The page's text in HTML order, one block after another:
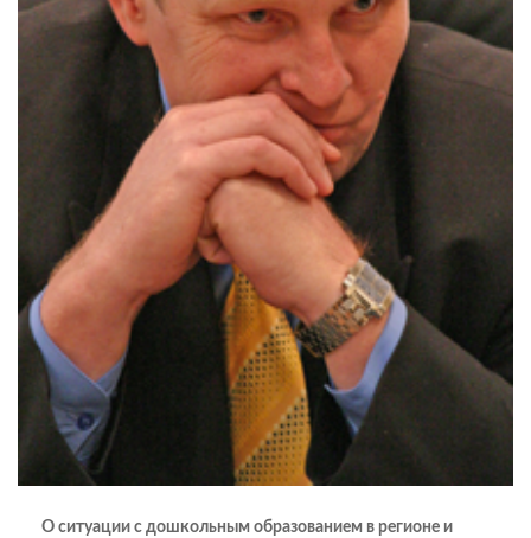
О ситуации с дошкольным образованием в регионе и